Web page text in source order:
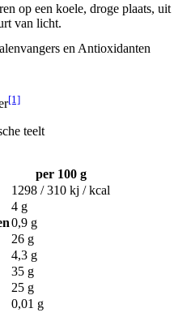
op een koele, droge plaats, uit
van licht.
en Antioxidanten
[1]
teelt
per 100 g
1298 / 310 kj / kcal
4 g
0,9 g
26 g
4,3 g
35 g
25 g
0,01 g